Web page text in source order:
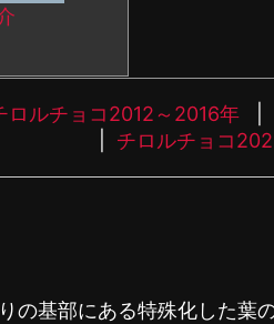
ロルチョコ2012～2016年
チロルチョコ
の基部にある特殊化した葉